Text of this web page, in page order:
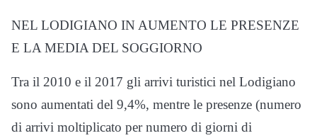
NEL LODIGIANO IN AUMENTO LE PRESENZE
E LA MEDIA DEL SOGGIORNO
Tra il 2010 e il 2017 gli arrivi turistici nel Lodigiano
sono aumentati del 9,4%, mentre le presenze (numero
di arrivi moltiplicato per numero di giorni di